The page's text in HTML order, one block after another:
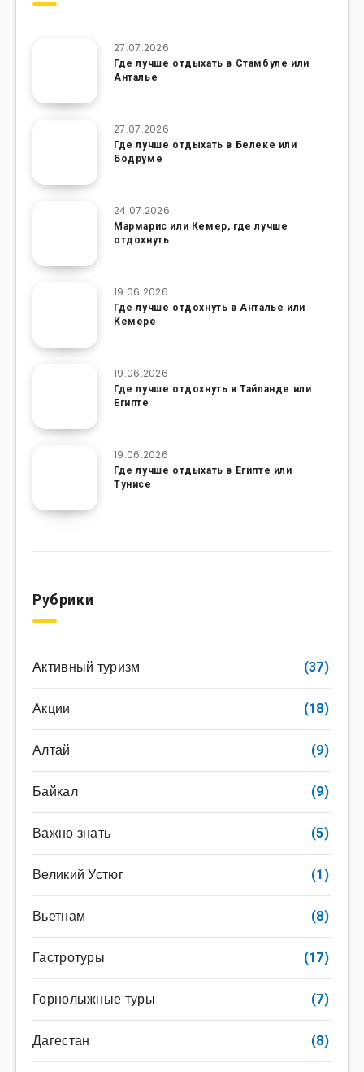
27.07.2026
Где лучше отдыхать в Стамбуле или
Анталье
27.07.2026
Где лучше отдыхать в Белеке или
Бодруме
24.07.2026
Мармарис или Кемер, где лучше
отдохнуть
19.06.2026
Где лучше отдохнуть в Анталье или
Кемере
19.06.2026
Где лучше отдохнуть в Тайланде или
Египте
19.06.2026
Где лучше отдыхать в Египте или
Тунисе
Рубрики
Активный туризм (37)
Акции (18)
Алтай (9)
Байкал (9)
Важно знать (5)
Великий Устюг (1)
Вьетнам (8)
Гастротуры (17)
Горнолыжные туры (7)
Дагестан (8)